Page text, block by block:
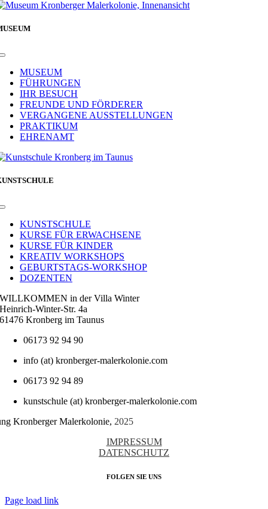
Toggle
NavigationMUSEUM
FÜHRUNGEN
IHR BESUCH
FREUNDE UND FÖRDERER
VERGANGENE AUSSTELLUNGEN
PRAKTIKUM
EHRENAMT
Toggle
NavigationKUNSTSCHULE
KURSE FÜR ERWACHSENE
KURSE FÜR KINDER
KREATIV WORKSHOPS
GEBURTSTAGS-WORKSHOP
DOZENTEN
WILLKOMMEN in der Villa Winter
Heinrich-Winter-Str. 4a
61476 Kronberg im Taunus
06173 92 94 90
info (at) kronberger-malerkolonie.com
06173 92 94 89
kunstschule (at) kronberger-malerkolonie.com
Kronberger Malerkolonie, 2025
IMPRESSUM
DATENSCHUTZ
FOLGEN SIE UNS
Page load link